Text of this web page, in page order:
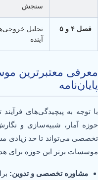
سنجش
فصل ۴ و ۵
تحلیل
آینده
معرفی معتبرترین
پایان‌نامه
با توجه به پیچیدگی‌های
حوزه آمار، شبیه‌سازی و
تخصصی می‌تواند تا حد زیادی
موسسات برتر این حوزه برای
مشاوره تخصصی و تدوین: